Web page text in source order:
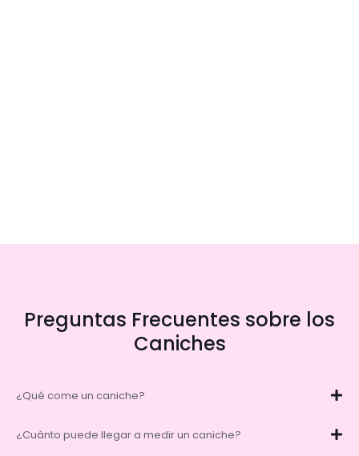
Preguntas Frecuentes sobre los
Caniches
¿Qué come un caniche?
¿Cuánto puede llegar a medir un caniche?